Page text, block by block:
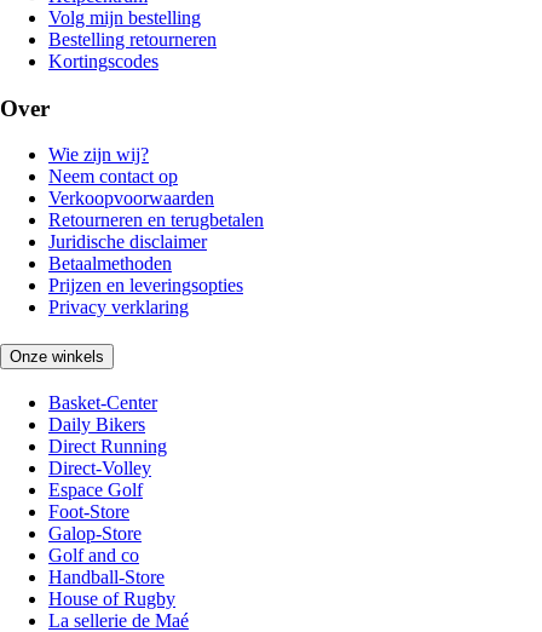
Volg mijn bestelling
Bestelling retourneren
Kortingscodes
Over
Wie zijn wij?
Neem contact op
Verkoopvoorwaarden
Retourneren en terugbetalen
Juridische disclaimer
Betaalmethoden
Prijzen en leveringsopties
Privacy verklaring
Onze winkels
Basket-Center
Daily Bikers
Direct Running
Direct-Volley
Espace Golf
Foot-Store
Galop-Store
Golf and co
Handball-Store
House of Rugby
La sellerie de Maé